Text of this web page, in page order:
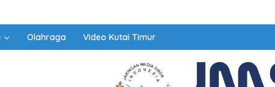
Olahraga Video Kutai Timur